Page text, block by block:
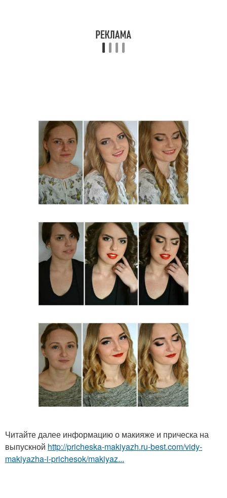
Читайте далее информацию о макияже и прическа на
выпускной http://pricheska-makiyazh.ru-best.com/vidy-
makiyazha-i-prichesok/makiyaz...